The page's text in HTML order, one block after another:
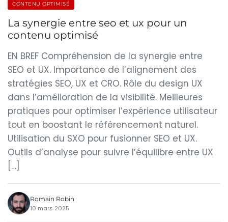
CONTENU OPTIMISÉ
La synergie entre seo et ux pour un
contenu optimisé
EN BREF Compréhension de la synergie entre
SEO et UX. Importance de l’alignement des
stratégies SEO, UX et CRO. Rôle du design UX
dans l’amélioration de la visibilité. Meilleures
pratiques pour optimiser l’expérience utilisateur
tout en boostant le référencement naturel.
Utilisation du SXO pour fusionner SEO et UX.
Outils d’analyse pour suivre l’équilibre entre UX
[…]
Romain Robin
10 mars 2025